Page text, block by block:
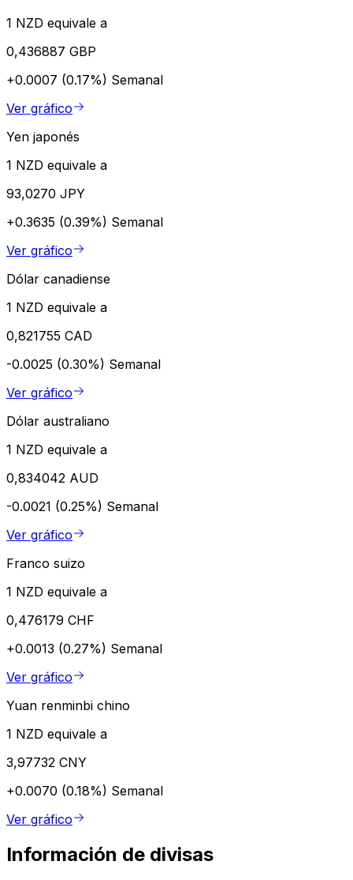
1 NZD equivale a
0,436887 GBP
+0.0007 (0.17%) Semanal
Ver gráfico
Yen japonés
1 NZD equivale a
93,0270 JPY
+0.3635 (0.39%) Semanal
Ver gráfico
Dólar canadiense
1 NZD equivale a
0,821755 CAD
-0.0025 (0.30%) Semanal
Ver gráfico
Dólar australiano
1 NZD equivale a
0,834042 AUD
-0.0021 (0.25%) Semanal
Ver gráfico
Franco suizo
1 NZD equivale a
0,476179 CHF
+0.0013 (0.27%) Semanal
Ver gráfico
Yuan renminbi chino
1 NZD equivale a
3,97732 CNY
+0.0070 (0.18%) Semanal
Ver gráfico
Información de divisas